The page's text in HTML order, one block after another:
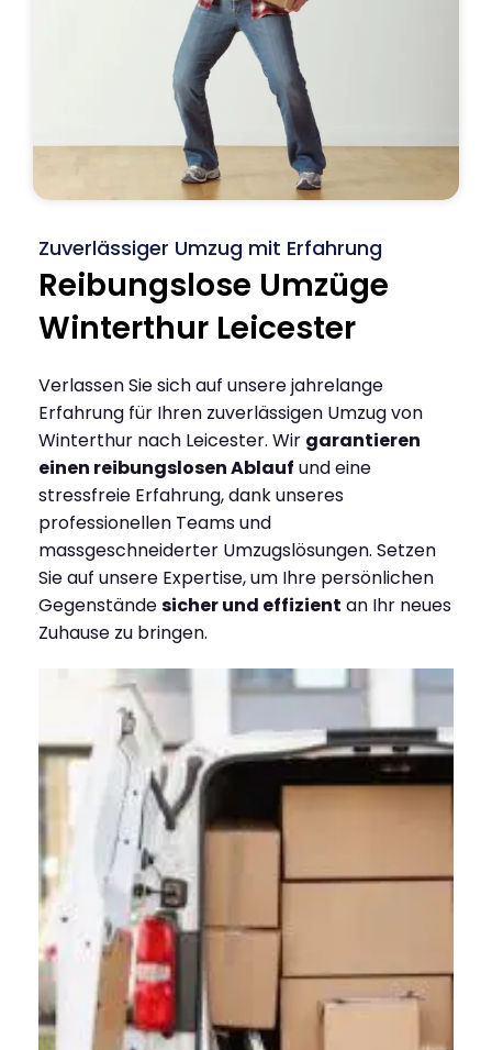
Zuverlässiger Umzug mit Erfahrung
Reibungslose Umzüge
Winterthur Leicester
Verlassen Sie sich auf unsere jahrelange
Erfahrung für Ihren zuverlässigen Umzug von
Winterthur nach Leicester. Wir garantieren
einen reibungslosen Ablauf und eine
stressfreie Erfahrung, dank unseres
professionellen Teams und
massgeschneiderter Umzugslösungen. Setzen
Sie auf unsere Expertise, um Ihre persönlichen
Gegenständesicher und effizient an Ihr neues
Zuhause zu bringen.